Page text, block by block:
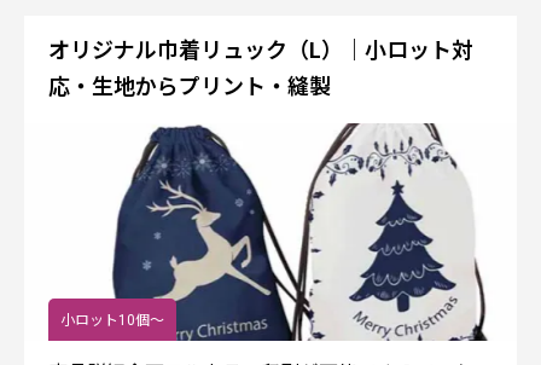
オリジナル巾着リュック（L）｜小ロット対
応・生地からプリント・縫製
小ロット10個～